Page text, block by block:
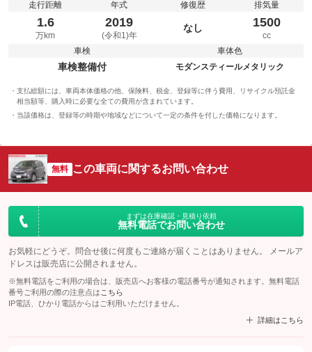
走行距離
1.6
万km
年式
2019
(令和1)年
修復歴
なし
排気量
1500
cc
車検
車検整備付
車体色
モダンスティールメタリック
支払総額には、車両本体価格の他、保険料、税金、登録等に伴う費用、リサイクル預託金
相当額等、購入時に必要な全ての費用が含まれています。
当該価格は、登録等の時期や地域などについて一定の条件を付した価格になります。
無料 この車両に関するお問い合わせ
まずは在庫確認・見積り依頼
無料電話でお問い合わせ
お気軽にどうぞ。問合せ後に何度もご連絡が届くことはありません。 メールア
ドレスは販売店に公開されません。
※無料電話をご利用の場合は、販売店へお客様の電話番号が通知されます。無料電話
番号ご利用の際の注意点は こちら
IP電話、ひかり電話からはご利用いただけません。
詳細はこちら